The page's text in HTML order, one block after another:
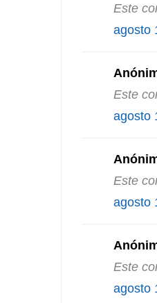
Este
agosto
Este
agosto
Este
agosto
Este
agosto